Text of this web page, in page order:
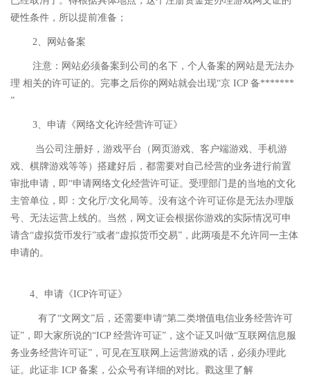
硬性条件，所以提前准备；
2、网站备案
注意：网站必须备案到公司的名下，个人备案的网站是无法办
理 相关的许可证的。完事之后你的网站就会出现“京 ICP 备*******
”
3、申请《网络文化许经营许可证》
当公司注册好，游戏平台（网页游戏、客户端游戏、手机游
戏、棋牌游戏等等）搭建好后，都需要对自己经营的业务进行前置
审批申请，即“申请网络文化经营许可证。受理部门是的当地的文化
主管单位，即：文化厅/文化局等。没有这个许可证你是无法办理版
号、无法运营上线的。当然，网文证会根据你游戏的实际情况可申
请含“虚拟货币发行”或者“虚拟货币交易”，此两项是不允许同一主体
申请的。
4、申请《ICP许可证》
有了“文网文”后，还需要申请“第二类增值电信业务经营许可
证”，即大家所说的“ICP 经营许可证”，这个证又叫做“互联网信息服
务业务经营许可证”，可见在互联网上运营游戏的话，必须办理此
证。此证非 ICP 备案，公众号有详细的对比。戳这里了解